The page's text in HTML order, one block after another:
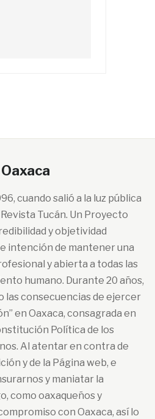
cuando salió a la luz pública
Tucán. Un Proyecto
y objetividad
intención de mantener una
y abierta a todas las
humano. Durante 20 años,
las consecuencias de ejercer
en Oaxaca, consagrada en
Política de los
Al atentar en contra de
y de la Página web, e
y maniatar la
como oaxaqueños y
con Oaxaca, así lo